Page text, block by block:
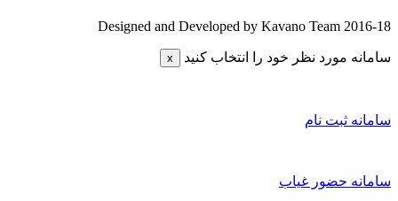
Designed and Developed by Kavano Team 2016-
مورد نظر خود را انتخاب کنید
ثبت نام
حضور غیاب